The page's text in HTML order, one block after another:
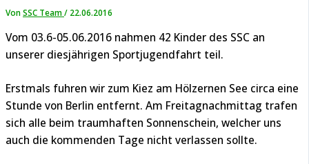
VonSSC Team/ 22.06.2016
Vom 03.6-05.06.2016 nahmen 42 Kinder des SSC an
unserer diesjährigen Sportjugendfahrt teil.
Erstmals fuhren wir zum Kiez am Hölzernen See circa eine
Stunde von Berlin entfernt. Am Freitagnachmittag trafen
sich alle beim traumhaften Sonnenschein, welcher uns
auch die kommenden Tage nicht verlassen sollte.